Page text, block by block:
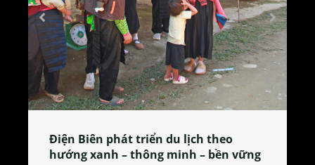
Làng làm bánh tẻ Phú Nhi – nơi lan
tỏa đặc sản xứ Đoài